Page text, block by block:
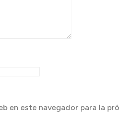
en este navegador para la